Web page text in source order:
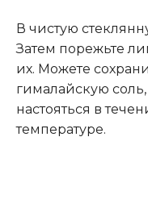
В чистую
Затем порежьте
их. Можете
гималайскую соль,
настояться в
температуре.